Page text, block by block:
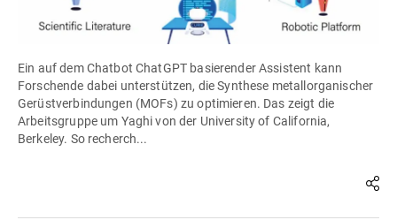
Ein auf dem Chatbot ChatGPT basierender Assistent kann
Forschende dabei unterstützen, die Synthese metallorganischer
Gerüstverbindungen (MOFs) zu optimieren. Das zeigt die
Arbeitsgruppe um Yaghi von der University of California,
Berkeley. So recherch...